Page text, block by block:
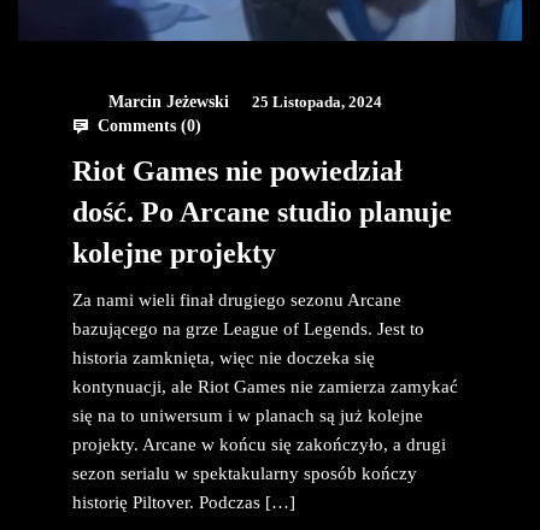
Marcin Jeżewski
25 Listopada, 2024
Comments (0)
Riot Games nie powiedział
dość. Po Arcane studio planuje
kolejne projekty
Za nami wieli finał drugiego sezonu Arcane
bazującego na grze League of Legends. Jest to
historia zamknięta, więc nie doczeka się
kontynuacji, ale Riot Games nie zamierza zamykać
się na to uniwersum i w planach są już kolejne
projekty. Arcane w końcu się zakończyło, a drugi
sezon serialu w spektakularny sposób kończy
historię Piltover. Podczas […]